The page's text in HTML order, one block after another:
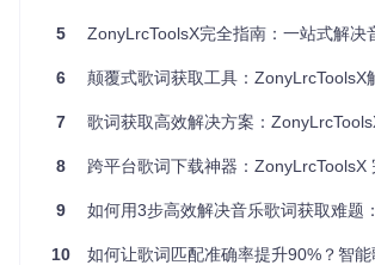
平台 特点
酷狗音乐
歌词格式完整
经
酷我音乐
音效歌词支持 演
⚠️注意事项：部分平台需要登录才能获取完
扫码方式完成验证。
5 ZonyLrcToolsX完全指南：一站式解决音
6 颠覆式歌词获取工具：ZonyLrcToolsX解锁本
7 歌词获取高效解决方案：ZonyLrcToolsX让音
8 跨平台歌词下载神器：ZonyLrcToolsX
9 如何用3步高效解决音乐歌词获取难题：
10 如何让歌词匹配准确率提升90%？智能歌词下载工具